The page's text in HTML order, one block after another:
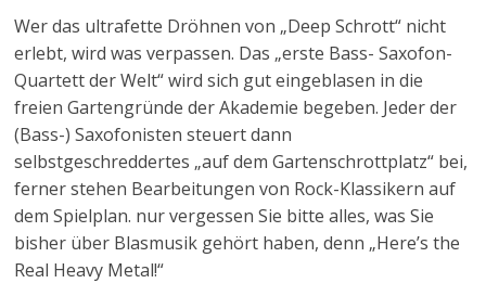
Wer das ultrafette Dröhnen von „Deep Schrott“ nicht
erlebt, wird was verpassen. Das „erste Bass- Saxofon-
Quartett der Welt“ wird sich gut eingeblasen in die
freien Gartengründe der Akademie begeben. Jeder der
(Bass-) Saxofonisten steuert dann
selbstgeschreddertes „auf dem Gartenschrottplatz“ bei,
ferner stehen Bearbeitungen von Rock-Klassikern auf
dem Spielplan. nur vergessen Sie bitte alles, was Sie
bisher über Blasmusik gehört haben, denn „Here’s the
Real Heavy Metal!“